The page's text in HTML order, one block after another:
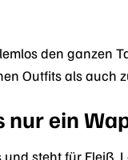
den ganzen
Outfits als auch
nur ein
steht für Fleiß,